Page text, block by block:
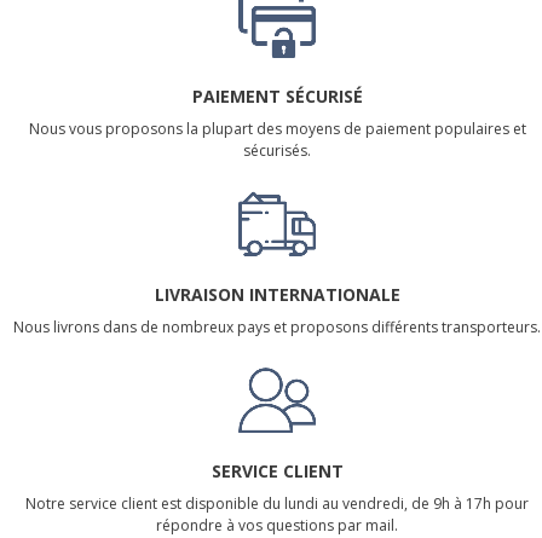
PAIEMENT SÉCURISÉ
Nous vous proposons la plupart des moyens de paiement populaires et
sécurisés.
LIVRAISON INTERNATIONALE
Nous livrons dans de nombreux pays et proposons différents transporteurs.
SERVICE CLIENT
Notre service client est disponible du lundi au vendredi, de 9h à 17h pour
répondre à vos questions par mail.